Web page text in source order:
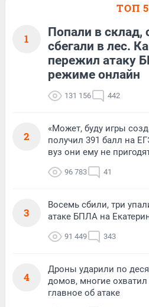
ТОП 5
1
Попали в склад,
сбегали в лес.
пережил атаку
режиме онлайн
131 156 442
2
«Может, буду игры
получил 391 балл на
вуз они ему не
96 783 41
3
Восемь сбили, три
атаке БПЛА на
91 449 343
4
Дроны ударили по
домов, многие охватил
главное об атаке